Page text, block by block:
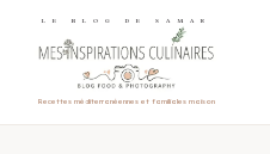
LE BLOG DE SAMAR
Recettes méditerranéennes et familiales maison